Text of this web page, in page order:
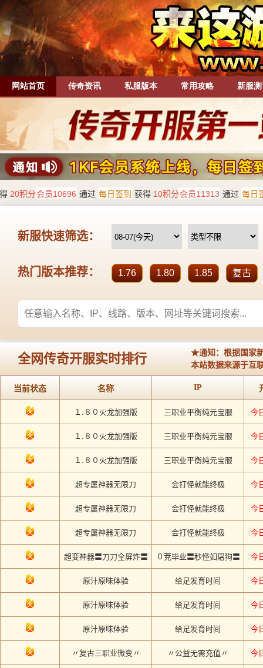
网站首页 传奇资讯 私服版本 常用攻略 新服